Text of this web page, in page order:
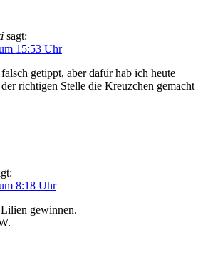
sagt:
15:53 Uhr
getippt, aber dafür hab ich heute
richtigen Stelle die Kreuzchen gemacht
8:18 Uhr
gewinnen.
–